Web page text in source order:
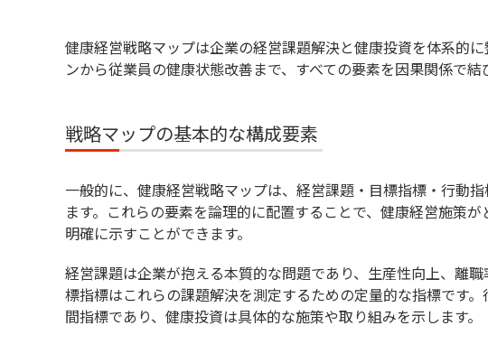
QCDSEとは？｜Safety（安全）とEnvironment（作業環
QoWとは？働き方改革の新たな視点｜QoWと健康経営が
【2026年最新版】健康経営の取り組み10選！職場の健康管
健康経営戦略マップは企業の経営課題解決と健康投資を体系的
ンから従業員の健康状態改善まで、すべての要素を因果関係で結
戦略マップの基本的な構成要素
一般的に、健康経営戦略マップは、経営課題・目標指標・行動
ます。これらの要素を論理的に配置することで、健康経営施策
明確に示すことができます。
経営課題は企業が抱える本質的な問題であり、生産性向上、離
標指標はこれらの課題解決を測定するための定量的な指標です
間指標であり、健康投資は具体的な施策や取り組みを示します。